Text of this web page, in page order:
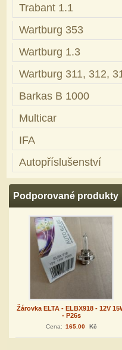
Trabant 1.1
Wartburg 353
Wartburg 1.3
Wartburg 311, 312,
Barkas B 1000
Multicar
IFA
Autopříslušenství
Podporované produkty
Žárovka ELTA - ELBX918 - 12V
- P26s
Cena: 165.00 Kč